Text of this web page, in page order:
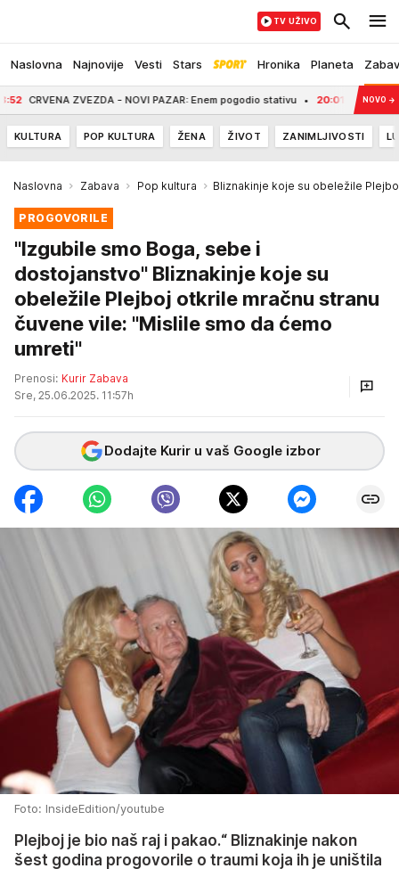
Naslovna Najnovije Vesti Stars Hronika Planeta
TV UŽIVO
ZVEZDA - NOVI PAZAR: Enem pogodio stativu 20:01 U Srbiji aktivno 6NOVO →
KULTURA POP KULTURA ŽENA ŽIVOT ZANIMLJIVOSTI
Naslovna Zabava Pop kultura Bliznakinje koje su obeležile
PROGOVORILE
"Izgubile smo Boga, sebe i
dostojanstvo" Bliznakinje koje su
obeležile Plejboj otkrile mračnu stranu
čuvene vile: "Mislile smo da ćemo
umreti"
Prenosi: Kurir Zabava
Sre, 25.06.2025. 11:57h
Dodajte Kurir u vaš Google izbor
Foto: InsideEdition/youtube
Plejboj je bio naš raj i pakao.“ Bliznakinje nakon
šest godina progovorile o traumi koja ih je uništila